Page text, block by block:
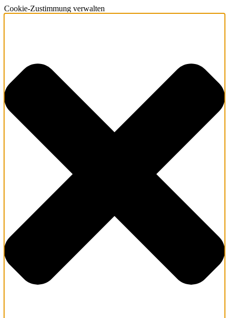
Cookie-Zustimmung verwalten